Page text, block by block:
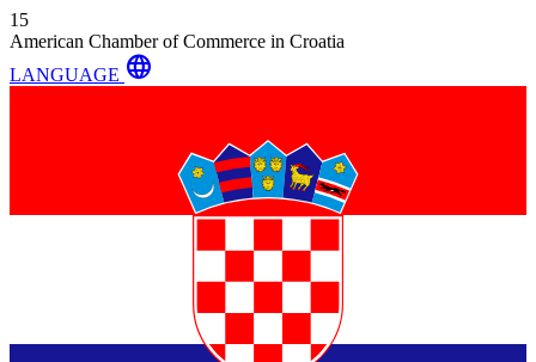
15
American Chamber of Commerce in Croatia
LANGUAGE language